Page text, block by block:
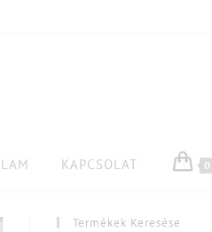
KAPCSOLAT 0
Termékek Keresése